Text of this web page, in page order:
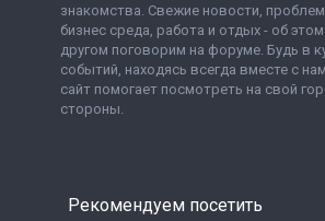
знакомства. Свежие новости,
бизнес среда, работа и отдых - об
другом поговорим на форуме. Будь в
событий, находясь всегда вместе с
сайт помогает посмотреть на свой
стороны.
Рекомендуем посетить